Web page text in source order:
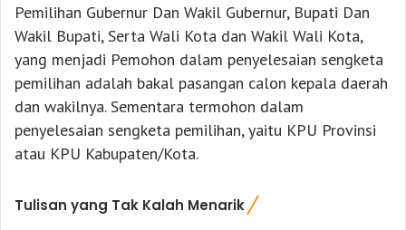
Pemilihan Gubernur Dan Wakil Gubernur, Bupati Dan
Wakil Bupati, Serta Wali Kota dan Wakil Wali Kota,
yang menjadi Pemohon dalam penyelesaian sengketa
pemilihan adalah bakal pasangan calon kepala daerah
dan wakilnya. Sementara termohon dalam
penyelesaian sengketa pemilihan, yaitu KPU Provinsi
atau KPU Kabupaten/Kota.
Tulisan yang Tak Kalah Menarik